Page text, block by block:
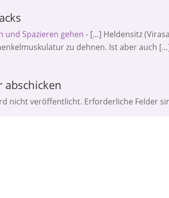
und Spazieren gehen - […] Heldensitz
zu dehnen. Ist aber auch
abschicken
nicht veröffentlicht. Erforderliche Felder